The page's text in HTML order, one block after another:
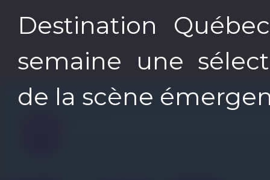
Destination
semaine une
de la scène